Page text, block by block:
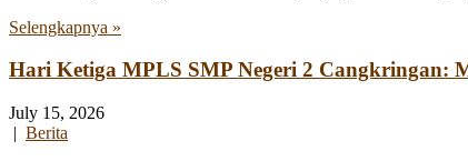
Selengkapnya »
Hari Ketiga MPLS SMP Negeri 2 Cangkringan:
July 15, 2026
| Berita